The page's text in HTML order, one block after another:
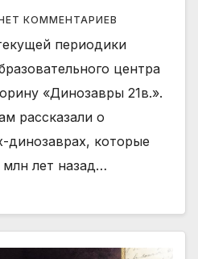
КОММЕНТАРИЕВ
периодики
центра
«Динозавры 21в.».
рассказали о
динозаврах, которые
лет назад…